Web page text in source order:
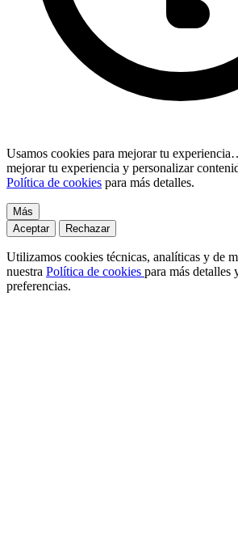
Usamos cookies para mejorar tu
mejorar tu experiencia y personalizar
Política de cookies para más detalles.
Más
Aceptar
Rechazar
Utilizamos cookies técnicas, analíticas y de
nuestra Política de cookies para más detalles
preferencias.